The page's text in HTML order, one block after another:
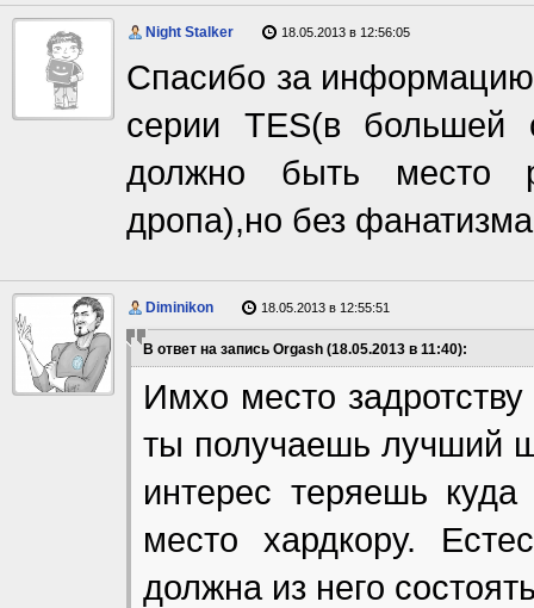
Night Stalker 18.05.2013 в 12:56:05
Спасибо за
серии TES(в
должно быть место
дропа),но без
Diminikon 18.05.2013 в 12:55:51
В ответ на запись Orgash (18.05.2013 в 11:40):
Имхо место
ты получаешь лучший
интерес теряешь
место хардкору.
должна из него